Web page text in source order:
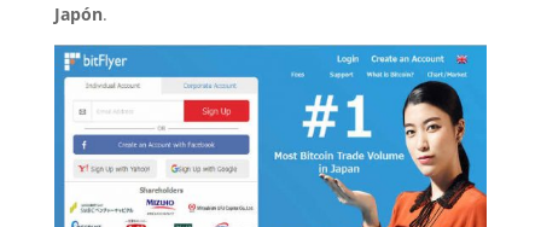
Japón.